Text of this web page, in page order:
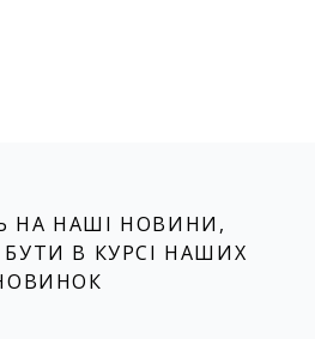
НА НАШІ НОВИНИ,
В КУРСІ НАШИХ